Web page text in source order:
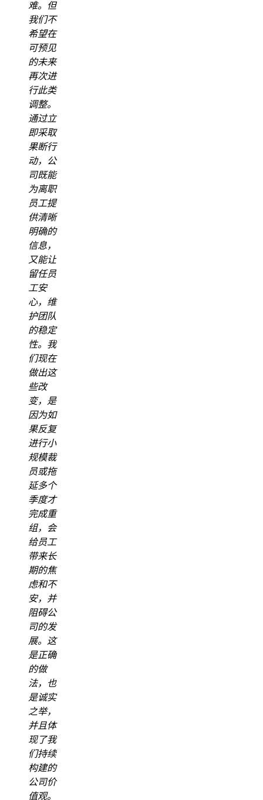
难。但
我们不
希望在
可预见
的未来
再次进
行此类
调整。
通过立
即采取
果断行
动，公
司既能
为离职
员工提
供清晰
明确的
信息，
又能让
留任员
工安
心，维
护团队
的稳定
性。我
们现在
做出这
些改
变，是
因为如
果反复
进行小
规模裁
员或拖
延多个
季度才
完成重
组，会
给员工
带来长
期的焦
虑和不
安，并
阻碍公
司的发
展。这
是正确
的做
法，也
是诚实
之举，
并且体
现了我
们持续
构建的
公司价
值观。